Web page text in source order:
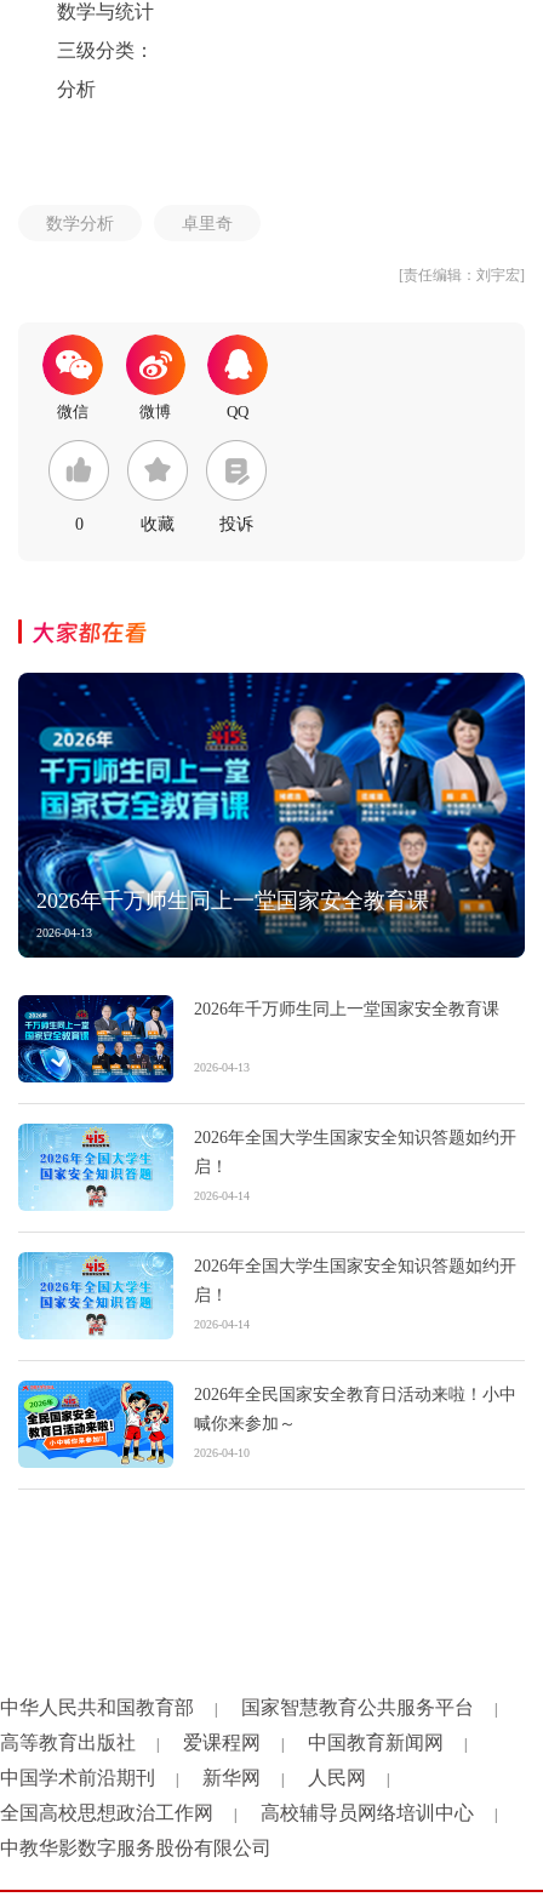
数学与统计
三级分类：
分析
数学分析 卓里奇
[责任编辑：刘宇宏]
0 收藏 投诉
大家都在看
2026年千万师生同上一堂国家安全教育课
2026-04-13
2026年千万师生同上一堂国家安全教育课
2026-04-13
2026年全国大学生国家安全知识答题如约开
启！
2026-04-14
2026年全国大学生国家安全知识答题如约开
启！
2026-04-14
2026年全民国家安全教育日活动来啦！小中
喊你来参加～
2026-04-10
中华人民共和国教育部 国家智慧教育公共服务平台
高等教育出版社 爱课程网 中国教育新闻网
中国学术前沿期刊 新华网 人民网
全国高校思想政治工作网 高校辅导员网络培训中心
中教华影数字服务股份有限公司